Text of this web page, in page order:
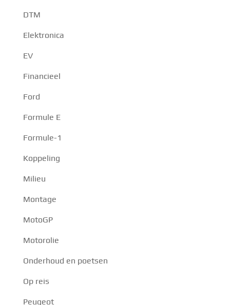
DTM
Elektronica
EV
Financieel
Ford
Formule E
Formule-1
Koppeling
Milieu
Montage
MotoGP
Motorolie
Onderhoud en poetsen
Op reis
Peugeot